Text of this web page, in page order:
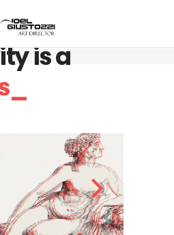
any
is a